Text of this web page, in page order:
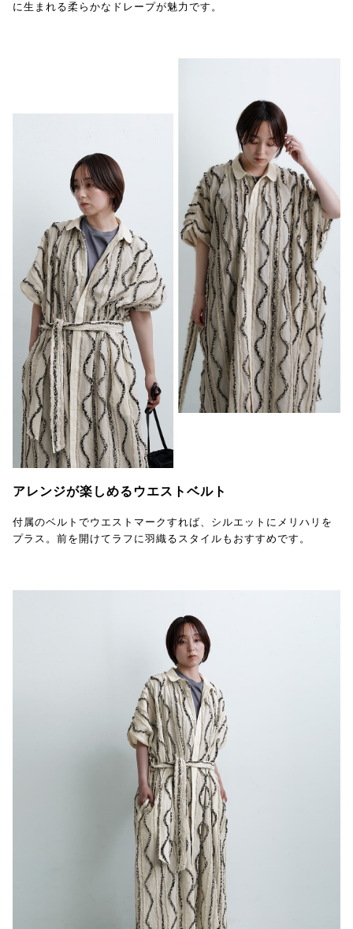
に生まれる柔らかなドレープが魅力です。
アレンジが楽しめるウエストベルト
付属のベルトでウエストマークすれば、シルエットにメリハリを
プラス。前を開けてラフに羽織るスタイルもおすすめです。